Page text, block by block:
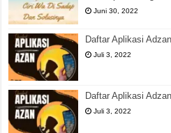
Juni 30, 2022
Daftar Aplikasi
Juli 3, 2022
Daftar Aplikasi
Juli 3, 2022